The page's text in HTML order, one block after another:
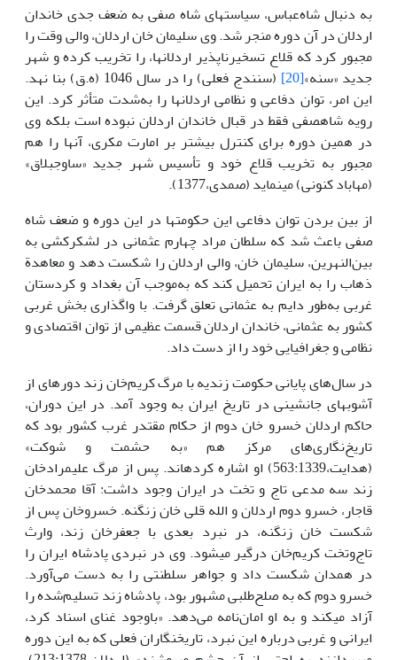
به دنبال شاه‌عباس، سیاست­های شاه صفی به ضعف جدی خاندان
اردلان در آن دوره منجر شد. وی سلیمان خان اردلان، والی وقت را
مجبور کرد که قلاع تسخیرناپذیر اردلان­ها، را تخریب کرده و شهر
جدید «سنه»[20]
(سنندج فعلی) را در سال 1046 (ه.ق) بنا نهد.
این امر، توان دفاعی و نظامی اردلان­ها را به‌شدت متأثر کرد. این
رویه شاه­صفی فقط در قبال خاندان اردلان نبوده است بلکه وی
در همین دوره برای کنترل بیشتر بر امارت مکری، آن­ها را هم
مجبور به تخریب قلاع خود و تأسیس شهر جدید «ساوجبلاق»
(مهاباد کنونی) می­نماید (صمدی،1377).
از بین بردن توان دفاعی این حکومت­ها در این دوره و ضعف شاه
صفی باعث شد که سلطان مراد چهارم عثمانی در لشکرکشی به
بین‌النهرین، سلیمان خان، والی اردلان را شکست دهد و معاهدة
ذهاب را به ایران تحمیل کند که به‌موجب آن بغداد و کردستان
غربی به‌طور دایم به عثمانی تعلق گرفت. با واگذاری بخش غربی
کشور به عثمانی، خاندان اردلان قسمت عظیمی از توان اقتصادی و
نظامی و جغرافیایی خود را از دست داد.
در سال‌های پایانی حکومت زندیه با مرگ کریم‌خان زند دوره­ای از
آشوب­های جانشینی در تاریخ ایران به وجود آمد. در این دوران،
حاکم اردلان خسرو خان دوم از حکام مقتدر غرب کشور بود که
تاریخ‌نگاری‌های مرکز هم «به حشمت و شوکت»
(هدایت،563:1339) او اشاره کرده­اند. پس از مرگ علی­مرادخان
زند سه مدعی تاج و تخت در ایران وجود داشت: آقا محمدخان
قاجار، خسرو دوم اردلان و الله قلی خان زنگنه. خسروخان پس از
شکست خان زنگنه، در نبرد بعدی با جعفرخان زند، وارث
تاج‌وتخت کریم‌خان درگیر می­شود. وی در نبردی پادشاه ایران را
در همدان شکست داد و جواهر سلطنتی را به دست می‌آورد.
خسرو دوم که به صلح‌طلبی مشهور بود، پادشاه زند تسلیم‌شده را
آزاد می­کند و به او امان‌نامه می‌دهد. «باوجود غنای اسناد کرد،
ایرانی و غربی درباره این نبرد، تاریخ­نگاران فعلی که به این دوره